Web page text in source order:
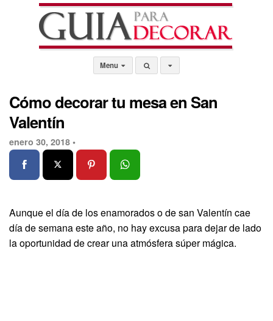
Menu
Cómo decorar tu mesa en San
Valentín
enero 30, 2018 •
Aunque el día de los enamorados o de san Valentín cae
día de semana este año, no hay excusa para dejar de lado
la oportunidad de crear una atmósfera súper mágica.